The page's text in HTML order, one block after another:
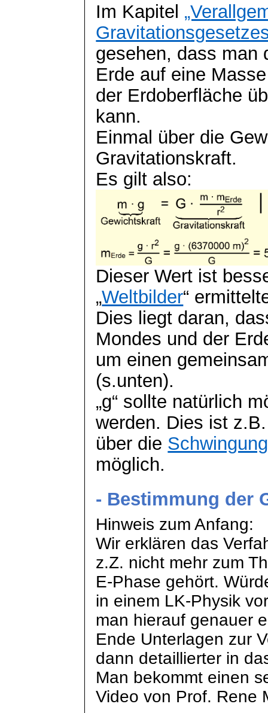
Im Kapitel
gesehen, dass man
Erde auf eine
der Erdoberfläche
kann.
Einmal über die
Gravitationskraft.
Es gilt also:
Dieser Wert ist
„Weltbilder“
Dies liegt daran,
Mondes und der
um einen
(s.unten).
„g“ sollte natürlich
werden. Dies ist z.B.
über die
möglich.
- Bestimmung der
Hinweis zum Anfang:
Wir erklären das
z.Z. nicht mehr zum
E-Phase gehört.
in einem LK-Physik
man hierauf genauer
Ende Unterlagen zur
dann detaillierter in
Man bekommt einen
Video von Prof. Rene